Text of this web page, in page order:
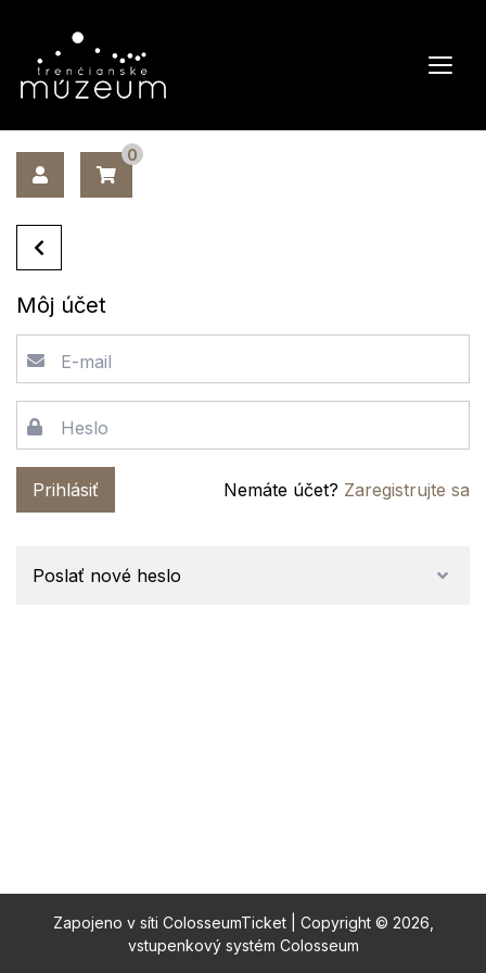
0
Môj účet
E-mail
Heslo
Prihlásiť Nemáte účet? Zaregistrujte sa
Poslať nové heslo
Zapojeno v síti ColosseumTicket| Copyright © 2026,
vstupenkový systém Colosseum